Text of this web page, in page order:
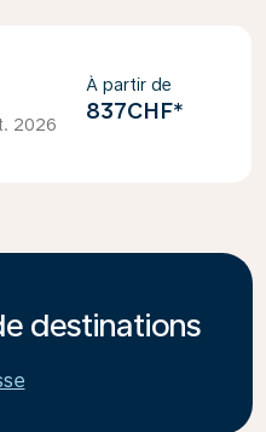
2026
À partir de
837CHF*
destinations